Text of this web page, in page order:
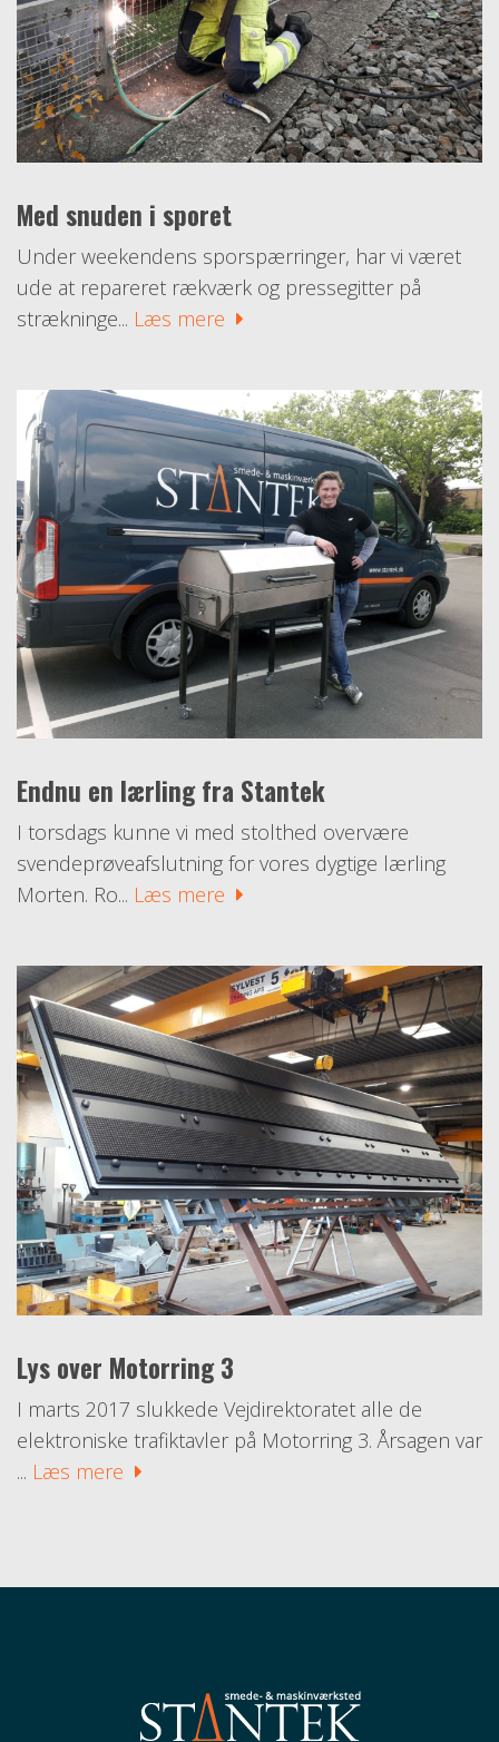
Med snuden i sporet
Under weekendens sporspærringer, har vi været
ude at repareret rækværk og pressegitter på
strækninge... Læs mere
Endnu en lærling fra Stantek
I torsdags kunne vi med stolthed overvære
svendeprøveafslutning for vores dygtige lærling
Morten. Ro... Læs mere
Lys over Motorring 3
I marts 2017 slukkede Vejdirektoratet alle de
elektroniske trafiktavler på Motorring 3. Årsagen var
... Læs mere